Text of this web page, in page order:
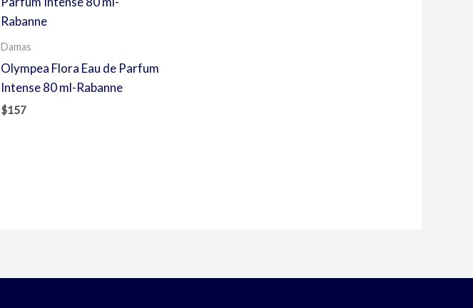
Damas
Olympea Flora Eau de Parfum
Intense 80 ml-Rabanne
$157